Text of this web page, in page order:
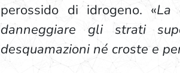
perossido di idrogeno. «La
danneggiare gli strati
desquamazioni né croste e